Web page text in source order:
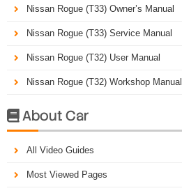
Nissan Rogue (T33) Owner’s Manual
Nissan Rogue (T33) Service Manual
Nissan Rogue (T32) User Manual
Nissan Rogue (T32) Workshop Manual
About Car
All Video Guides
Most Viewed Pages